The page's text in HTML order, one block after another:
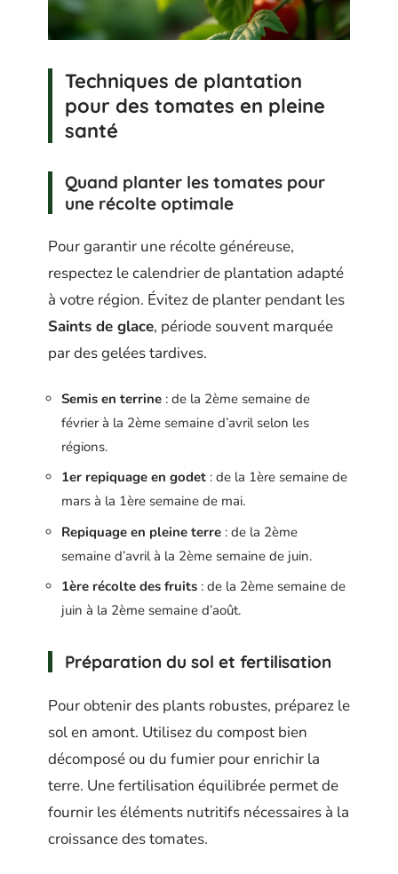
Techniques de plantation
pour des tomates en pleine
santé
Quand planter les tomates pour
une récolte optimale
Pour garantir une récolte généreuse,
respectez le calendrier de plantation adapté
à votre région. Évitez de planter pendant les
Saints de glace, période souvent marquée
par des gelées tardives.
Semis en terrine : de la 2ème semaine de
février à la 2ème semaine d’avril selon les
régions.
1er repiquage en godet : de la 1ère semaine de
mars à la 1ère semaine de mai.
Repiquage en pleine terre : de la 2ème
semaine d’avril à la 2ème semaine de juin.
1ère récolte des fruits : de la 2ème semaine de
juin à la 2ème semaine d’août.
Préparation du sol et fertilisation
Pour obtenir des plants robustes, préparez le
sol en amont. Utilisez du compost bien
décomposé ou du fumier pour enrichir la
terre. Une fertilisation équilibrée permet de
fournir les éléments nutritifs nécessaires à la
croissance des tomates.